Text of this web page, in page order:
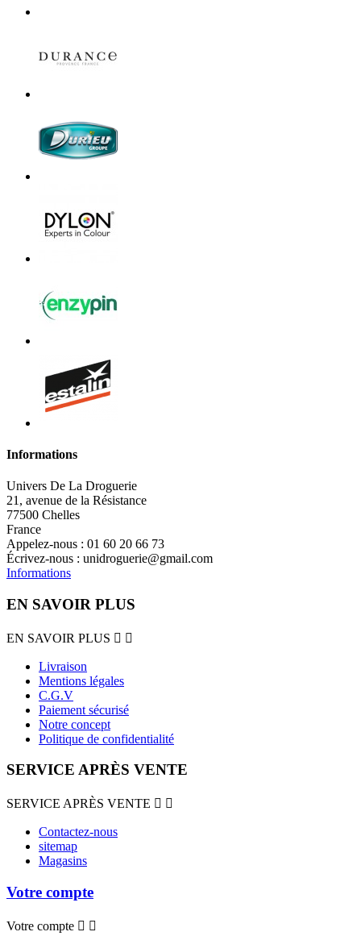
Informations
Univers De La Droguerie
21, avenue de la Résistance
77500 Chelles
France
Appelez-nous : 01 60 20 66 73
Écrivez-nous : unidroguerie@gmail.com
Informations
EN SAVOIR PLUS
EN SAVOIR PLUS  
Livraison
Mentions légales
C.G.V
Paiement sécurisé
Notre concept
Politique de confidentialité
SERVICE APRÈS VENTE
SERVICE APRÈS VENTE  
Contactez-nous
sitemap
Magasins
Votre compte
Votre compte  